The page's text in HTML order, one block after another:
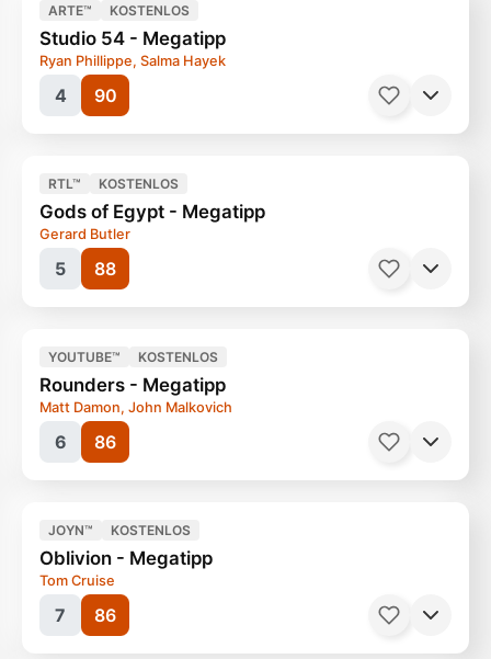
Filme, Satire
Filme, Drama
Filme, Blockbuster
134 Minuten
4 90
ARTE™ KOSTENLOS
Studio 54 - Megatipp
Ryan Phillippe, Salma Hayek
Filme, Kult
5 88
RTL™ KOSTENLOS
Gods of Egypt - Megatipp
Gerard Butler
6 86
YOUTUBE™ KOSTENLOS
Rounders - Megatipp
Matt Damon, John Malkovich
7 86
JOYN™ KOSTENLOS
Oblivion - Megatipp
Tom Cruise